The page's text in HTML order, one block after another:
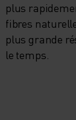
plus
fibres
plus grande
le temps.